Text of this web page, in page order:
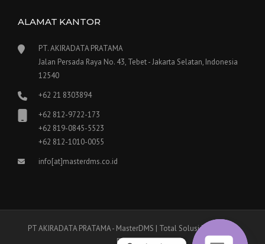
ALAMAT KANTOR
PT. AKIRADATA PRATAMA
Jalan Persada Raya No. 43, Tebet - Jakarta Selatan, Indonesia
12540
+62 21 8303894
+62 812-9722-173
+62 819-0845-5523
+62 812-1010-0055
info[at]masterdms.co.id
PT AKIRADATA PRATAMA - MasterDMS | Total Solusi Digitalisasi
Dokumen